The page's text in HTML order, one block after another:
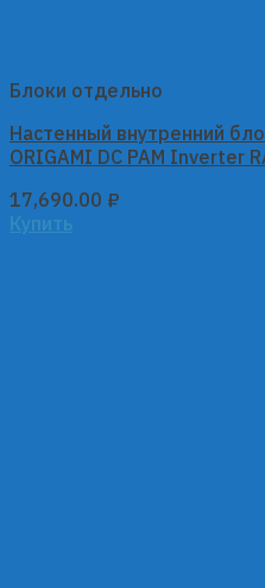
Блоки отдельно
Настенный внутренний
ORIGAMI DC PAM Inverter
17,690.00 ₽
Купить